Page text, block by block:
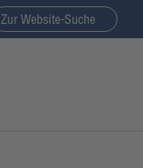
Zur Website-Suche